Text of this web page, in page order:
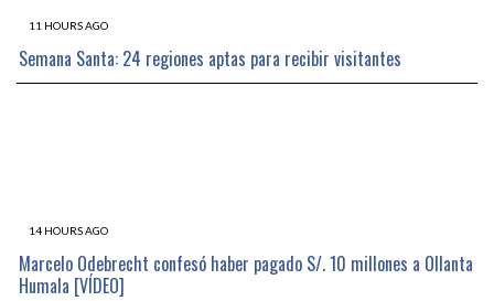
11 HOURS AGO
Semana Santa: 24 regiones aptas para recibir visitantes
14 HOURS AGO
Marcelo Odebrecht confesó haber pagado S/. 10 millones a Ollanta
Humala [VÍDEO]